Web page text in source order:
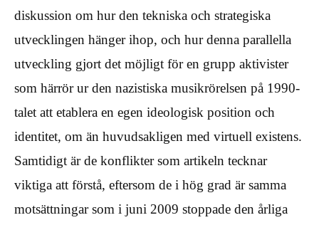
diskussion om hur den tekniska och strategiska
utvecklingen hänger ihop, och hur denna parallella
utveckling gjort det möjligt för en grupp aktivister
som härrör ur den nazistiska musikrörelsen på 1990-
talet att etablera en egen ideologisk position och
identitet, om än huvudsakligen med virtuell existens.
Samtidigt är de konflikter som artikeln tecknar
viktiga att förstå, eftersom de i hög grad är samma
motsättningar som i juni 2009 stoppade den årliga